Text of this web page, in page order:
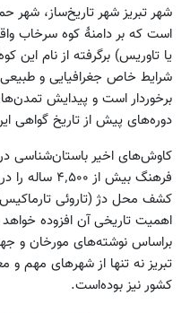
شهر تبریز شهر تاریخ‌ساز،
است که بر دامنهٔ کوه سرخاب
یا تاوریس) برگرفته از نام
شرایط خاص جغرافیایی و
برخوردار است و پیدایش
دوره‌های پیش از تاریخ گواهی
کاوش‌های اخیر باستان‌شناسی
فرهنگ بیش
کشف محل دژ (تاروئی
اهمیت تاریخی آن افزوده
براساس نوشته‌های مورخان و
تبریز نه تنها از شهر‌های مهم و
کشور نیز بوده‌است.